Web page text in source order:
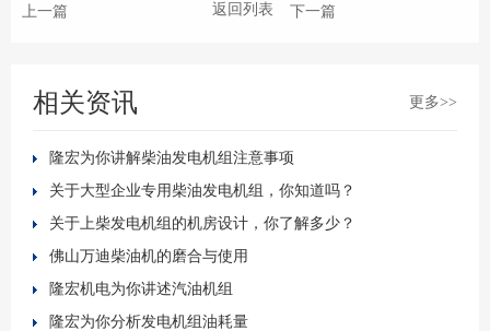
上一篇 下一篇
返回列表
相关资讯 更多>>
隆宏为你讲解柴油发电机组注意事项
关于大型企业专用柴油发电机组，你知道吗？
关于上柴发电机组的机房设计，你了解多少？
佛山万迪柴油机的磨合与使用
隆宏机电为你讲述汽油机组
隆宏为你分析发电机组油耗量